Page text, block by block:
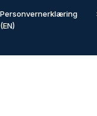
Personvernerklæring
(EN)